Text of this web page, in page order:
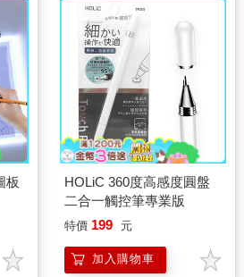
板
HOLiC 360度高感度圓盤
二合一觸控筆專業版
特價 199 元
加入購物車